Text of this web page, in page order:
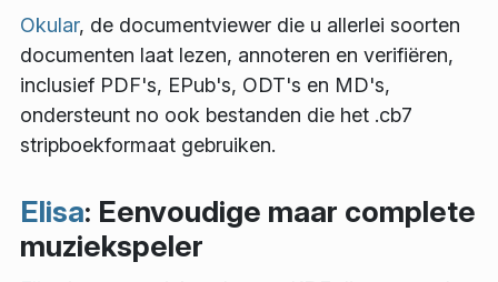
Okular, de documentviewer die u allerlei soorten
documenten laat lezen, annoteren en verifiëren,
inclusief PDF's, EPub's, ODT's en MD's,
ondersteunt no ook bestanden die het .cb7
stripboekformaat gebruiken.
Elisa: Eenvoudige maar complete
muziekspeler